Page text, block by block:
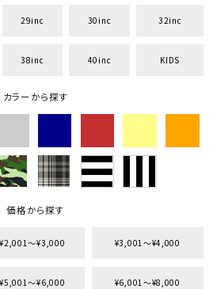
29inc 30inc 32inc
38inc 40inc KIDS
カラーから探す
価格から探す
¥2,001〜¥3,000 ¥3,001〜¥4,000
¥5,001〜¥6,000 ¥6,001〜¥8,000